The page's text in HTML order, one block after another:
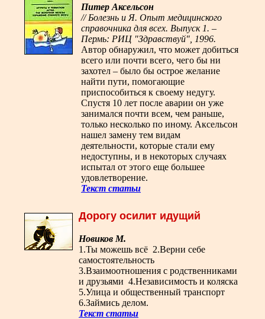
Питер Аксельсон
// Болезнь и Я. Опыт медицинского
справочника для всех. Выпуск 1. –
Пермь: РИЦ "Здравствуй", 1996.
Автор обнаружил, что может добиться
всего или почти всего, чего бы ни
захотел – было бы острое желание
найти пути, помогающие
приспособиться к своему недугу.
Спустя 10 лет после аварии он уже
занимался почти всем, чем раньше,
только несколько по иному. Аксельсон
нашел замену тем видам
деятельности, которые стали ему
недоступны, и в некоторых случаях
испытал от этого еще большее
удовлетворение.
Текст статьи
Дорогу осилит идущий
Новиков М.
1.Ты можешь всё 2.Верни себе
самостоятельность
3.Взаимоотношения с родственниками
и друзьями 4.Независимость и коляска
5.Улица и общественный транспорт
6.Займись делом.
Текст статьи